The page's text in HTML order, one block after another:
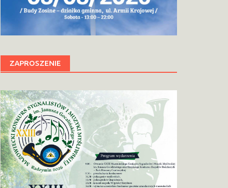
ZAPROSZENIE